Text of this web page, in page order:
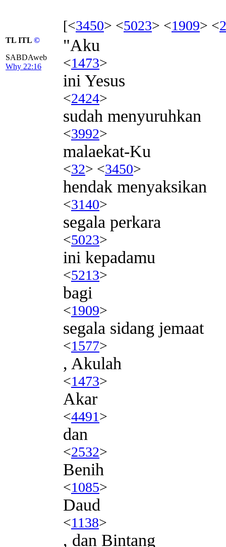
[<3450> <5023> <1909> <
TL ITL ©
SABDAweb
Why 22:16
"Aku
<1473>
ini Yesus
<2424>
sudah menyuruhkan
<3992>
malaekat-Ku
<32> <3450>
hendak menyaksikan
<3140>
segala perkara
<5023>
ini kepadamu
<5213>
bagi
<1909>
segala sidang jemaat
<1577>
, Akulah
<1473>
Akar
<4491>
dan
<2532>
Benih
<1085>
Daud
<1138>
, dan Bintang